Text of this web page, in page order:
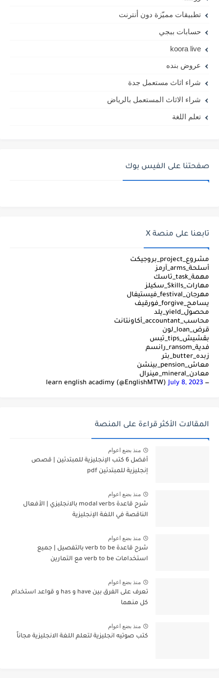
تطبيقات مميّزة دون أنترنت
حسابات ببجي
koora live
عروض بنده
شراء اثاث مستعمل جدة
شراء الاثاث المستعمل بالرياض
تعلم اللغة
صفحتنا على الفيس بوك
تابعنا على منصة X
مشروع_project_بروجيكت
أسلحة_arms_آرمز
مهمة_task_تاسك
مهارات_Skills_سكيلز
مهرجان_festival_فيستيفال
يسامح_forgive_فورقيف
محصول_yield_يلد
محاسب_accountant_أكاونتانت
قرض_loan_لون
بقشيش_tips_تبس
فدية_ransom_رانسم
زبده_butter_بتر
معاش_pension_بينشن
معادن_mineral_مينرال
— learn english acadimy (@EnglishMTW)
July 8, 2023
المقالات الأكثر قراءة على المنصة
منذ بضع اعوام
أفضل 6 كتب الإنجليزية للمبتدئين | قصص
إنجليزية للمبتدئين pdf
منذ بضع اعوام
شرح قاعدة modal verbs بالانجليزي | الأفعال
الناقصة في اللغة الإنجليزية
منذ بضع اعوام
شرح قاعدة verb to be بالتفصيل | جميع
استخدامات verb to be مع التمارين
منذ بضع اعوام
تعرف على الفرق بين have و has و قواعد استخدام
كل منهما
منذ بضع اعوام
كتب صوتيه انجليزية لتعلم اللغة الانجليزية مجاناً